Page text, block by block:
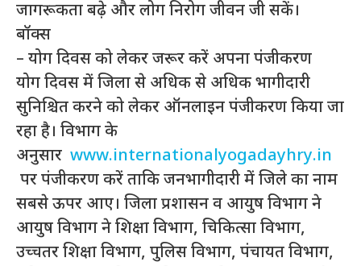
जागरूकता बढ़े और लोग निरोग जीवन जी सकें।
बॉक्स
– योग दिवस को लेकर जरूर करें अपना पंजीकरण
योग दिवस में जिला से अधिक से अधिक भागीदारी
सुनिश्चित करने को लेकर ऑनलाइन पंजीकरण किया जा
रहा है। विभाग के
अनुसार www.internationalyogadayhry.in
पर पंजीकरण करें ताकि जनभागीदारी में जिले का नाम
सबसे ऊपर आए। जिला प्रशासन व आयुष विभाग ने
आयुष विभाग ने शिक्षा विभाग, चिकित्सा विभाग,
उच्चतर शिक्षा विभाग, पुलिस विभाग, पंचायत विभाग,